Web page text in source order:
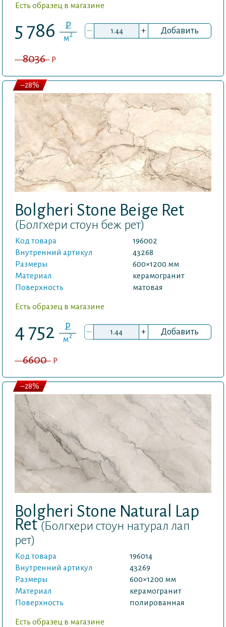
Есть образец в магазине
5 786 P
м2 – + Добавить
8036 P
Bolgheri Stone Beige Ret
(Болгхери стоун беж рет)
Код товара
196002
Внутренний артикул
43268
Размеры
600×1200 мм
Материал
керамогранит
Поверхность
матовая
Есть образец в магазине
4 752 P
м2 – + Добавить
6600 P
–28%
Bolgheri Stone Natural Lap
Ret(Болгхери стоун натурал лап
рет)
Код товара
196014
Внутренний артикул
43269
Размеры
600×1200 мм
Материал
керамогранит
Поверхность
полированная
Есть образец в магазине
–28%